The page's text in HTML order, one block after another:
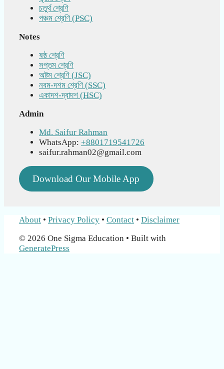
চতুর্থ শ্রেণি
পঞ্চম শ্রেণি (PSC)
Notes
ষষ্ঠ শ্রেণি
সপ্তম শ্রেণি
অষ্টম শ্রেণি (JSC)
নবম-দশম শ্রেণি (SSC)
একাদশ-দ্বাদশ (HSC)
Admin
Md. Saifur Rahman
WhatsApp: +8801719541726
saifur.rahman02@gmail.com
Download Our Mobile App
About • Privacy Policy • Contact • Disclaimer
© 2026 One Sigma Education • Built with
GeneratePress